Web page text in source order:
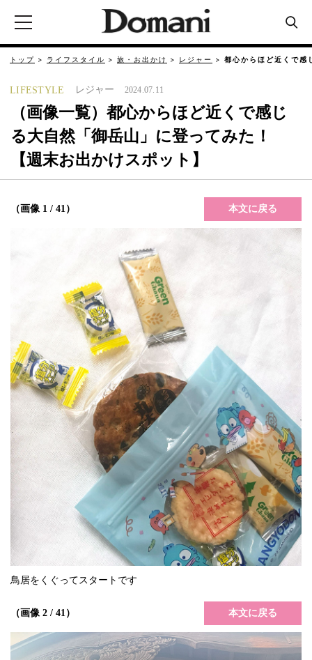
トップ ライフスタイル 旅・お出かけ レジャー 都心からほど近くで感
LIFESTYLE レジャー 2024.07.11
（画像一覧）都心からほど近くで感じ
る大自然「御岳山」に登ってみた！
【週末お出かけスポット】
（画像 1 / 41） 本文に戻る
鳥居をくぐってスタートです
（画像 2 / 41） 本文に戻る